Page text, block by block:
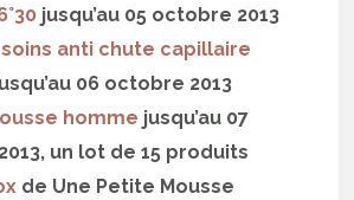
jusqu’au 05 octobre 2013
anti chute capillaire
06 octobre 2013
homme jusqu’au 07
un lot de 15 produits
de Une Petite Mousse